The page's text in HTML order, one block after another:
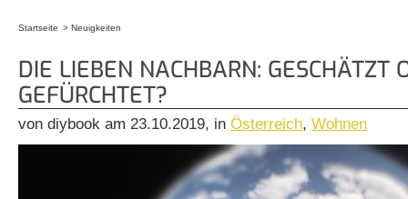
Startseite Neuigkeiten
DIE LIEBEN NACHBARN: GESCHÄTZT
GEFÜRCHTET?
von diybook am 23.10.2019, in Österreich, Wohnen